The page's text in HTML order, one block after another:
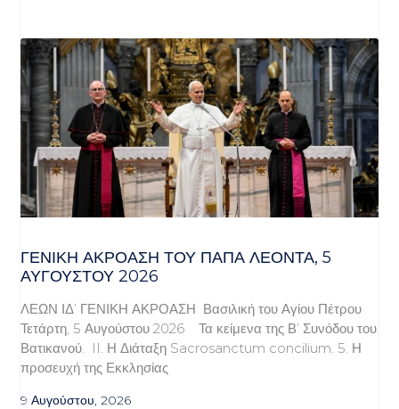
ΓΕΝΙΚΉ ΑΚΡΌΑΣΗ ΤΟΥ ΠΆΠΑ ΛΈΟΝΤΑ, 5
ΑΥΓΟΎΣΤΟΥ 2026
ΛΕΩΝ ΙΔ’ ΓΕΝΙΚΗ ΑΚΡΟΑΣΗ Βασιλική του Αγίου Πέτρου
Τετάρτη, 5 Αυγούστου 2026 Τα κείμενα της Β’ Συνόδου του
Βατικανού. II. Η Διάταξη Sacrosanctum concilium. 5. Η
προσευχή της Εκκλησίας
9 Αυγούστου, 2026